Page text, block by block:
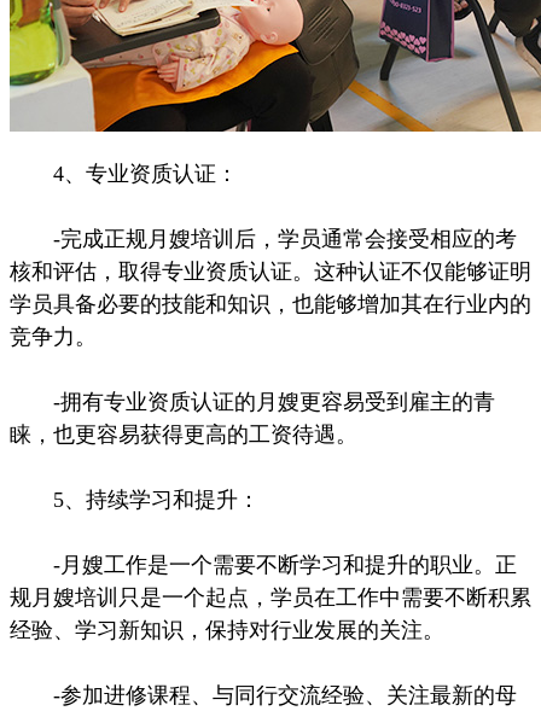
4、专业资质认证：
-完成正规月嫂培训后，学员通常会接受相应的考
核和评估，取得专业资质认证。这种认证不仅能够证明
学员具备必要的技能和知识，也能够增加其在行业内的
竞争力。
-拥有专业资质认证的月嫂更容易受到雇主的青
睐，也更容易获得更高的工资待遇。
5、持续学习和提升：
-月嫂工作是一个需要不断学习和提升的职业。正
规月嫂培训只是一个起点，学员在工作中需要不断积累
经验、学习新知识，保持对行业发展的关注。
-参加进修课程、与同行交流经验、关注最新的母